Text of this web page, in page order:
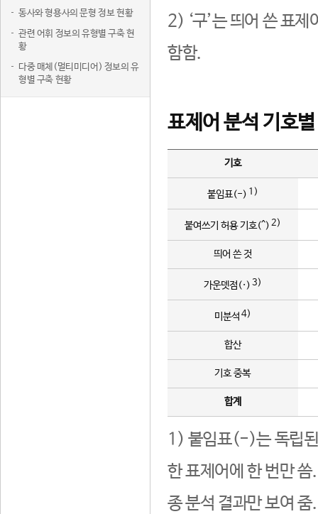
동사와 형용사의 문형 정보 현황
관련 어휘 정보의 유형별 구축 현
황
다중 매체(멀티미디어) 정보의 유
형별 구축 현황
2) ‘구’는 띄어 쓴 표
함함.
표제어 분석 기호
기호
붙임표(-) 1)
붙여쓰기 허용 기호(^) 2)
띄어 쓴 것
가운뎃점(·) 3)
미분석 4)
합산
기호 중복
합계
1) 붙임표(-)는 독립된
한 표제어에 한 번만
종 분석 결과만 보여